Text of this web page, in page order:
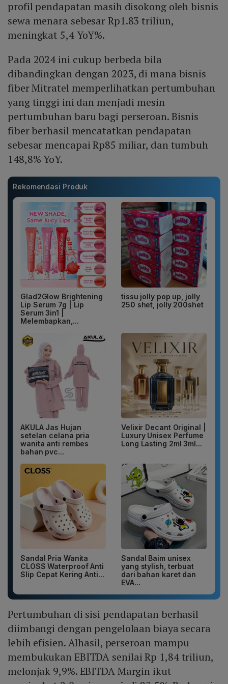
profil pendapatan masih disokong oleh bisnis
sewa menara sebesar Rp1.83 triliun,
meningkat 5,4 YoY%.
Pada 2024 ini cukup berbeda bila
dibandingkan dengan 2023, di mana bisnis
fiber Mitratel memperlihatkan pertumbuhan
yang tinggi ini dan menjadi mesin
pertumbuhan baru bagi perseroan. Bisnis
fiber berhasil mencatatkan pendapatan
sebesar mencapai Rp85 miliar, dan tumbuh
148,8% YoY.
Rekomendasi Produk
Glad2Glow Brightening
Lip Serum 7g | Lip
Serum 3in1 |
Melembapkan,...
tissu jolly pop up, jolly
250 shet, jolly 200shet
AKULA Jas Hujan
setelan celana pria
wanita anti rembes
bahan pvc...
Velixir Decant Original |
Luxury Unisex Perfume
Long Lasting 2ml 3ml...
Sandal Pria Wanita
CLOSS Waterproof Anti
Slip Cepat Kering Anti...
Sandal Baim unisex
yang stylish, terbuat
dari bahan karet dan
EVA...
Pertumbuhan di sisi pendapatan berhasil
diimbangi dengan pengelolaan biaya secara
lebih efisien. Alhasil, perseroan mampu
membukukan EBITDA senilai Rp 1,84 triliun,
melonjak 9,9%. EBITDA Margin ikut